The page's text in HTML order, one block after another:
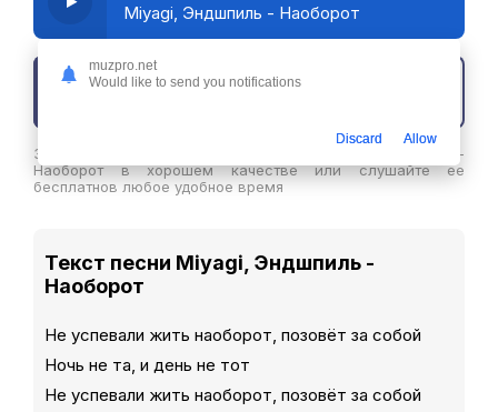
Miyagi, Эндшпиль - Наоборот
Скачать трек
Здесь вы можете скачать песню Miyagi, Эндшпиль -
Наоборот в хорошем качестве или слушайте ее
бесплатнов любое удобное время
Текст песни Miyagi, Эндшпиль -
Наоборот
Не успевали жить наоборот, позовёт за собой
Ночь не та, и день не тот
Не успевали жить наоборот, позовёт за собой
muzpro.net
Would like to send you notifications
Discard Allow